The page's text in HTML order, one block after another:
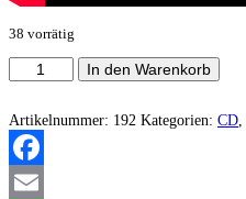
38 vorrätig
Todessucht
-
die
Hoffnung
sirbt
Menge
In den Warenkorb
Artikelnummer: 192 Kategorien: CD,
Facebook